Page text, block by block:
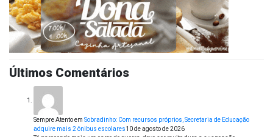
Últimos Comentários
Sempre Atentoem Sobradinho: Com recursos próprios, Secretaria de Educação
adquire mais 2 ônibus escolares10 de agosto de 2026